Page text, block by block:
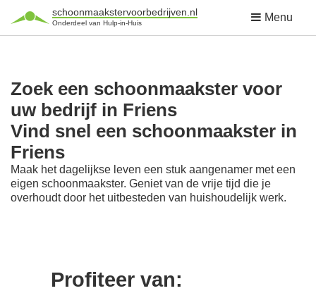
schoonmaakstervoorbedrijven.nl
Onderdeel van Hulp-in-Huis Menu
Zoek een schoonmaakster voor
uw bedrijf in Friens
Vind snel een schoonmaakster in
Friens
Maak het dagelijkse leven een stuk aangenamer met een
eigen schoonmaakster. Geniet van de vrije tijd die je
overhoudt door het uitbesteden van huishoudelijk werk.
Profiteer van: